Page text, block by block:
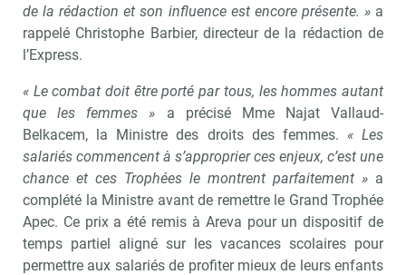
de la rédaction et son influence est encore présente. »a
rappelé Christophe Barbier, directeur de la rédaction de
l’Express.
« Le combat doit être porté par tous, les hommes autant
que les femmes » a précisé Mme Najat Vallaud-
Belkacem, la Ministre des droits des femmes. « Les
salariés commencent à s’approprier ces enjeux, c’est une
chance et ces Trophées le montrent parfaitement » a
complété la Ministre avant de remettre le Grand Trophée
Apec. Ce prix a été remis à Areva pour un dispositif de
temps partiel aligné sur les vacances scolaires pour
permettre aux salariés de profiter mieux de leurs enfants